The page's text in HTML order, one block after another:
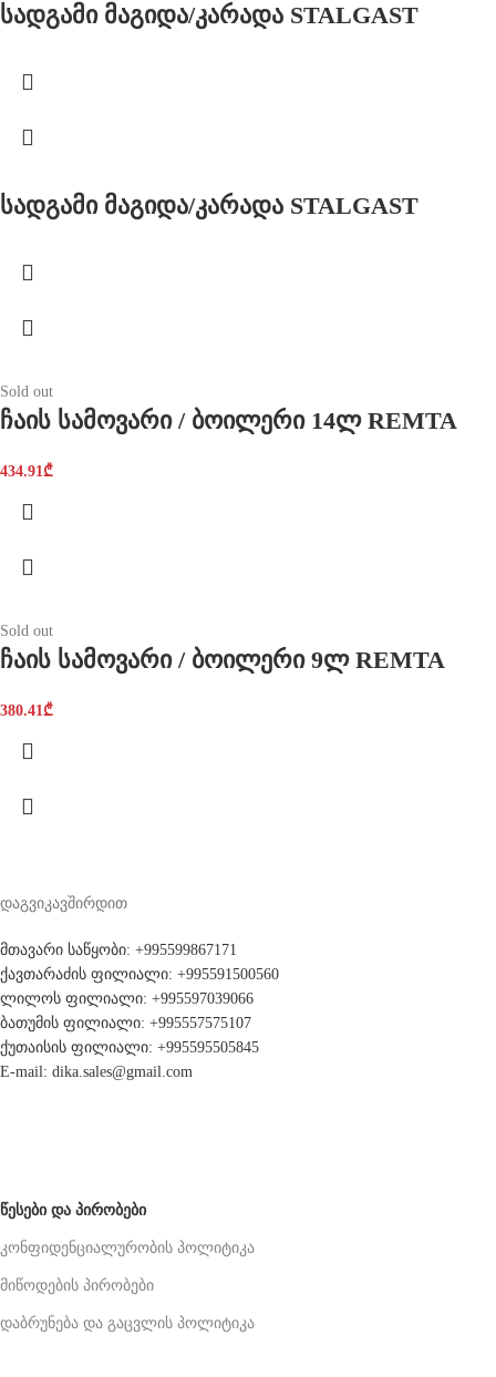
სადგამი მაგიდა/კარადა STALGAST
სადგამი მაგიდა/კარადა STALGAST
Sold out
ჩაის სამოვარი / ბოილერი 14ლ REMTA
434.91₾
Sold out
ჩაის სამოვარი / ბოილერი 9ლ REMTA
380.41₾
დაგვიკავშირდით
მთავარი საწყობი: +995599867171
ქავთარაძის ფილიალი: +995591500560
ლილოს ფილიალი: +995597039066
ბათუმის ფილიალი: +995557575107
ქუთაისის ფილიალი: +995595505845
E-mail: dika.sales@gmail.com
ᲬᲔᲡᲔᲑᲘ ᲓᲐ ᲞᲘᲠᲝᲑᲔᲑᲘ
კონფიდენციალურობის პოლიტიკა
მიწოდების პირობები
დაბრუნება და გაცვლის პოლიტიკა